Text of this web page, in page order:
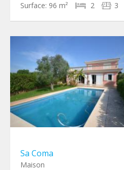
Surface: 96 m² 2 3
Sa Coma
Maison